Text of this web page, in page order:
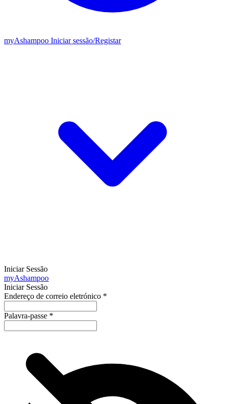
myAshampoo Iniciar sessão/Registar
Iniciar Sessão
myAshampoo
Iniciar Sessão
Endereço de correio eletrónico *
Palavra-passe *